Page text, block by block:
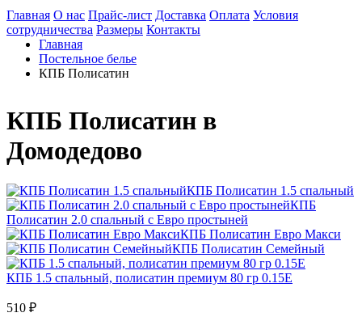
Главная О нас Прайс-лист Доставка Оплата Условия
сотрудничества Размеры Контакты
Главная
Постельное белье
КПБ Полисатин
КПБ Полисатин в
Домодедово
КПБ Полисатин 1.5 спальный
КПБ
Полисатин 2.0 спальный с Евро простыней
КПБ Полисатин Евро Макси
КПБ Полисатин Семейный
КПБ 1.5 спальный, полисатин премиум 80 гр 0.15Е
510 ₽